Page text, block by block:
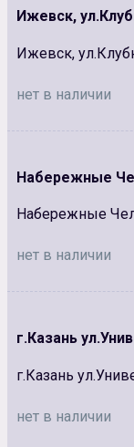
Ижевск,
Ижевск,
нет в наличии
Набережные
Набережные
нет в наличии
г.Казань
г.Казань
нет в наличии